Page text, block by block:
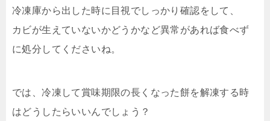
冷凍庫から出した時に目視でしっかり確認をして、
カビが生えていないかどうかなど異常があれば食べず
に処分してくださいね。
では、冷凍して賞味期限の長くなった餅を解凍する時
はどうしたらいいんでしょう？